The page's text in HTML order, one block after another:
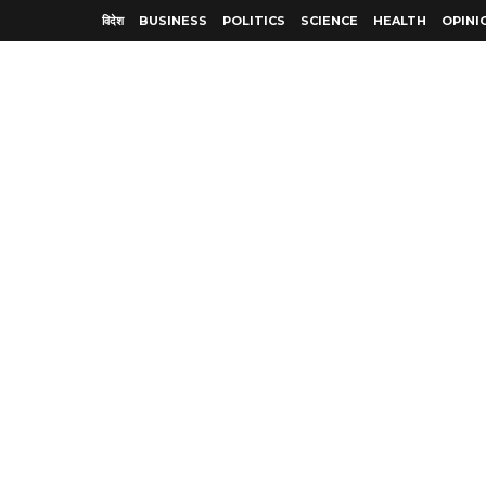
विदेश BUSINESS POLITICS SCIENCE HEALTH